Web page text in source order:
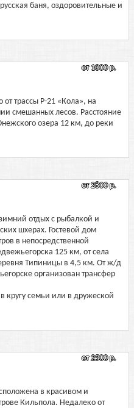
баня, оздоровительные и
от 1000 р.
трассы Р-21 «Кола», на
смешанных лесов. Расстояние
озера 12 км, до реки
от 2800 р.
отдых с рыбалкой и
шхерах. Гостевой дом
в непосредственной
125 км, от села
Типиницы в 4,5 км. От ж/д
организован трансфер
кругу семьи или в дружеской
от 2500 р.
в красивом и
Кильпола. Недалеко от